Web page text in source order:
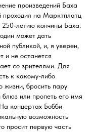
произведений Баха
проходил на Марктплатц
летию кончины Баха.
может дать
публикой, и, я уверен,
и не останется
со зрителями. Для
к какому-либо
жизни, бросить пару
или пропеть его имя
концертах Бобби
возможность
просит первую часть